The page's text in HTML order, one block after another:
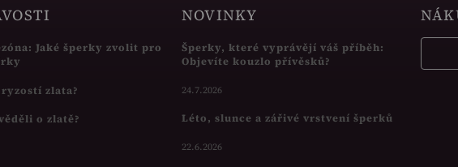
Jaké šperky zvolit pro
ryzostí zlata?
o zlatě?
NOVINKY
Šperky, které vyprávějí váš příběh:
Objevíte kouzlo přívěsků?
24.7.2026
Léto, slunce a zářivé vrstvení šperků
22.6.2026